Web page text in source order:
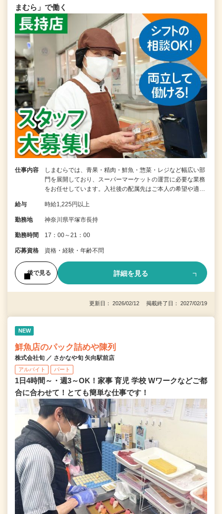
まむら」で働く
仕事内容
しまむらでは、青果・精肉・鮮魚・惣菜・レジなど幅広い部
門を展開しており、スーパーマーケットの運営に必要な業務
をお任せしています。入社後の配属先はご本人の希望や適…
給与 時給1,225円以上
勤務地 神奈川県平塚市長持
勤務時間 17：00～21：00
応募資格 資格・経験・年齢不問
後で見る 詳細を見る
更新日： 2026/02/12 掲載終了日： 2027/02/19
NEW
鮮魚店のパック詰めや陳列
株式会社旬 ／ さかなや旬 矢向駅前店
アルバイト パート
1日4時間～・週3～OK！家事 育児 学校 Wワークなどご都
合に合わせて！とても簡単な仕事です！